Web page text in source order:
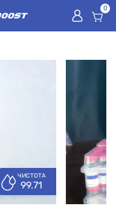
0
ЧИСТОТА
99.71